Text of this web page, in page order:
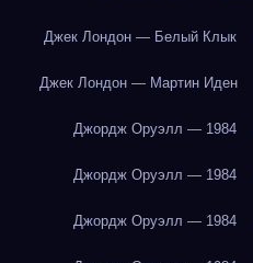
Джек Лондон — Белый Клык
Джек Лондон — Мартин Иден
Джордж Оруэлл — 1984
Джордж Оруэлл — 1984
Джордж Оруэлл — 1984